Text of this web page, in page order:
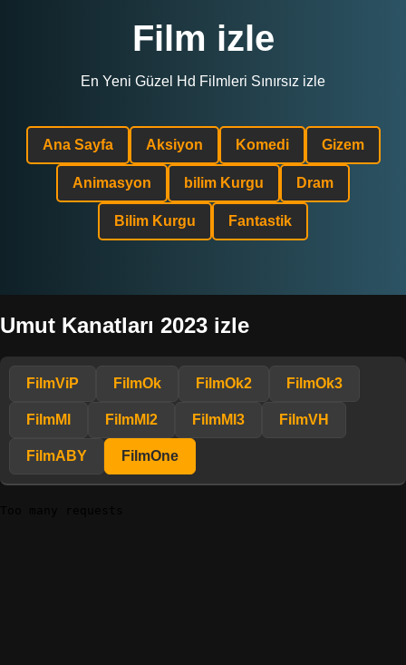
Film izle
En Yeni Güzel Hd Filmleri Sınırsız izle
Ana Sayfa Aksiyon Komedi Gizem
Animasyon bilim Kurgu Dram
Bilim Kurgu Fantastik
Umut Kanatları 2023 izle
FilmViP FilmOk FilmOk2 FilmOk3
FilmMl FilmMl2 FilmMl3 FilmVH
FilmABY FilmOne